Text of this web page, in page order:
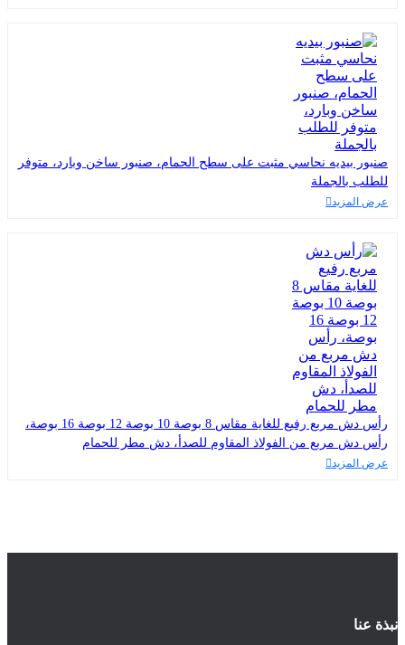
صنبور بيديه نحاسي مثبت على سطح الحمام، صنبور ساخن وبارد، متوفر
للطلب بالجملة
عرض المزيد
رأس دش مربع رفيع للغاية مقاس 8 بوصة 10 بوصة 12 بوصة 16 بوصة،
رأس دش مربع من الفولاذ المقاوم للصدأ، دش مطر للحمام
عرض المزيد
نبذة عنا